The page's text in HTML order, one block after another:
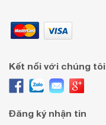
Kết nối với chúng tôi
Đăng ký nhận tin